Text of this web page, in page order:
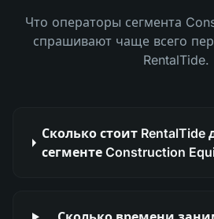
Что операторы сегмента
спрашивают чаще всего
RentalTide.
Сколько стоит RentalTide
сегменте Construction